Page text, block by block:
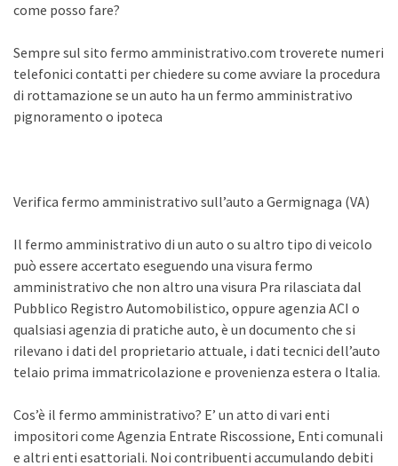
come posso fare?
Sempre sul sito fermo amministrativo.com troverete numeri
telefonici contatti per chiedere su come avviare la procedura
di rottamazione se un auto ha un fermo amministrativo
pignoramento o ipoteca
Verifica fermo amministrativo sull’auto a Germignaga (VA)
Il fermo amministrativo di un auto o su altro tipo di veicolo
può essere accertato eseguendo una visura fermo
amministrativo che non altro una visura Pra rilasciata dal
Pubblico Registro Automobilistico, oppure agenzia ACI o
qualsiasi agenzia di pratiche auto, è un documento che si
rilevano i dati del proprietario attuale, i dati tecnici dell’auto
telaio prima immatricolazione e provenienza estera o Italia.
Cos’è il fermo amministrativo? E’ un atto di vari enti
impositori come Agenzia Entrate Riscossione, Enti comunali
e altri enti esattoriali. Noi contribuenti accumulando debiti